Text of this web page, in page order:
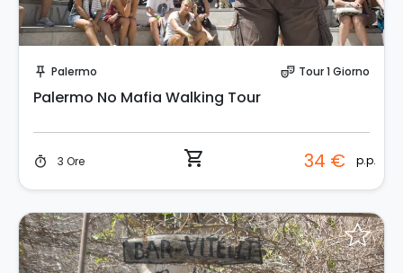
push_pin Palermo theater_comedy Tour 1 Giorno
Palermo No Mafia Walking Tour
timer 3 Ore shopping_cart 34 € p.p.